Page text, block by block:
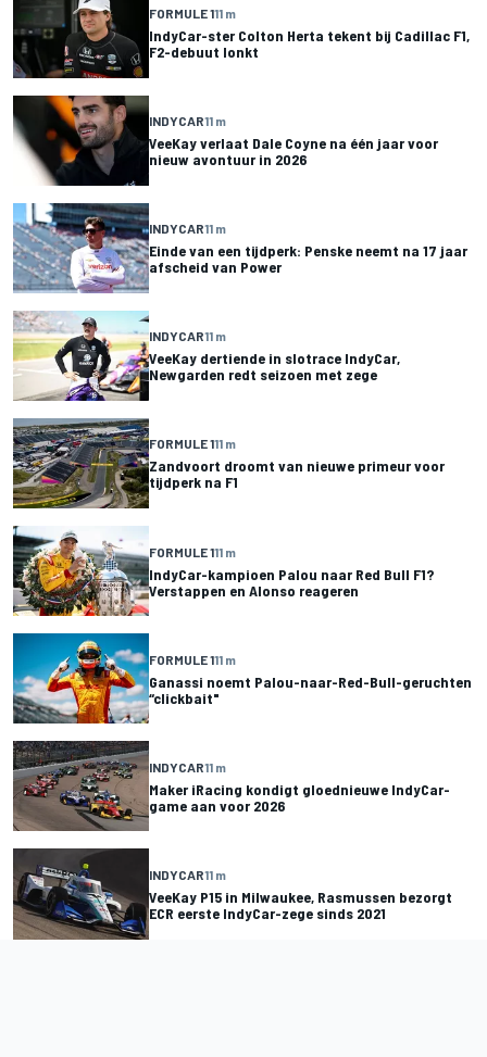
FORMULE 111 m
IndyCar-ster Colton Herta tekent bij Cadillac F1,
F2-debuut lonkt
INDYCAR11 m
VeeKay verlaat Dale Coyne na één jaar voor
nieuw avontuur in 2026
INDYCAR11 m
Einde van een tijdperk: Penske neemt na 17 jaar
afscheid van Power
INDYCAR11 m
VeeKay dertiende in slotrace IndyCar,
Newgarden redt seizoen met zege
FORMULE 111 m
Zandvoort droomt van nieuwe primeur voor
tijdperk na F1
FORMULE 111 m
IndyCar-kampioen Palou naar Red Bull F1?
Verstappen en Alonso reageren
FORMULE 111 m
Ganassi noemt Palou-naar-Red-Bull-geruchten
“clickbait"
INDYCAR11 m
Maker iRacing kondigt gloednieuwe IndyCar-
game aan voor 2026
INDYCAR11 m
VeeKay P15 in Milwaukee, Rasmussen bezorgt
ECR eerste IndyCar-zege sinds 2021